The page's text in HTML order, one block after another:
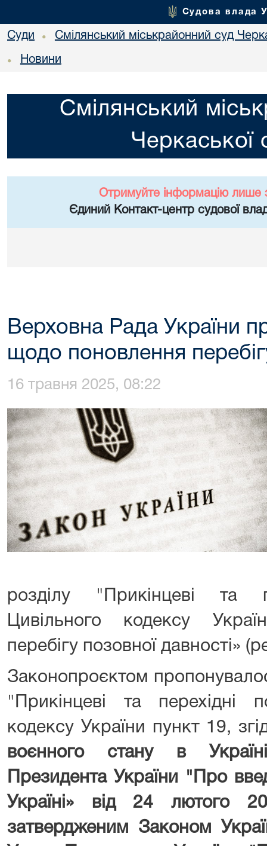
Судова влада
Суди • Смілянський міськрайонний суд
• Новини
Смілянський
Черкаської
Отримуйте інформацію лише
Єдиний Контакт-центр судової
Верховна Рада України
щодо поновлення
16 травня 2025, 08:22
розділу "Прикінцеві та
Цивільного кодексу
перебігу позовної давності»
Законопроєктом
"Прикінцеві та перехідні
кодексу України пункт 19,
воєнного стану в
Президента України "Про
Україні» від 24 лютого
затвердженим Законом